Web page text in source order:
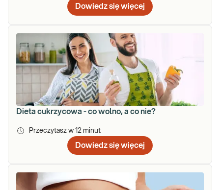
Dowiedz się więcej
Dieta cukrzycowa - co wolno, a co nie?
Przeczytasz w 12 minut
Dowiedz się więcej